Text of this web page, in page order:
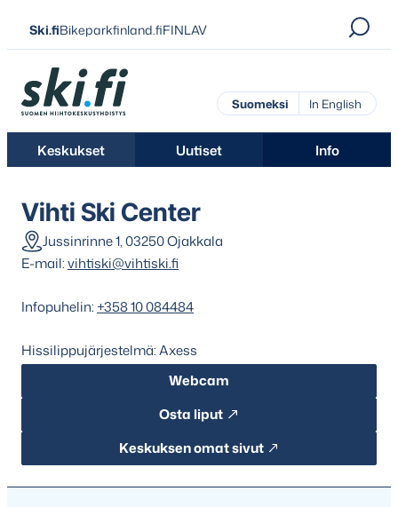
Siirry
suoraan
sisältöön
Ski.fiBikeparkfinland.fiFINLAV
Ski.fi
Suomeksi In English
Keskukset Uutiset Info
Vihti Ski Center
Jussinrinne 1, 03250 Ojakkala
E-mail:vihtiski@vihtiski.fi
Infopuhelin: +358 10 084484
Hissilippujärjestelmä: Axess
Webcam
Osta liput
Keskuksen omat sivut